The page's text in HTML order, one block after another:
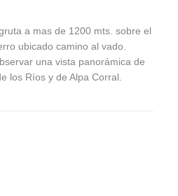
a mas de 1200 mts. sobre el
ubicado camino al vado.
una vista panorámica de
los Ríos y de Alpa Corral.